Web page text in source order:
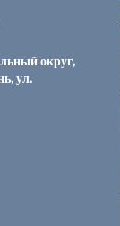
округ,
ул.